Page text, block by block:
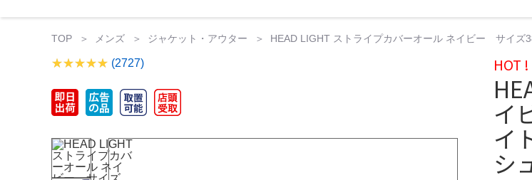
TOP メンズ ジャケット・アウター HEAD LIGHT ストライプカバーオール ネイビー サイズ
(2727) HOT !
イ
イ
シ